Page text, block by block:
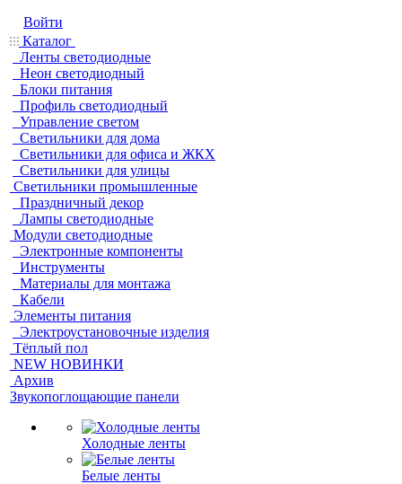
Войти
Каталог
Ленты светодиодные
Неон светодиодный
Блоки питания
Профиль светодиодный
Управление светом
Светильники для дома
Светильники для офиса и ЖКХ
Светильники для улицы
Светильники промышленные
Праздничный декор
Лампы светодиодные
Модули светодиодные
Электронные компоненты
Инструменты
Материалы для монтажа
Кабели
Элементы питания
Электроустановочные изделия
Тёплый пол
NEW НОВИНКИ
Архив
Звукопоглощающие панели
Холодные ленты
Белые ленты